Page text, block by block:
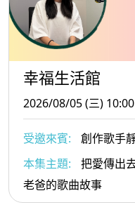
幸福生活館
2026/08/05 (三) 10:00
受邀來賓:
創作歌手
本集主題:
把愛傳出
老爸的歌曲故事